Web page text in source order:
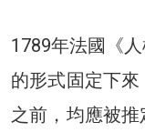
1789年法國《
的形式固定下
之前，均應被